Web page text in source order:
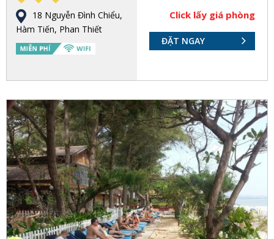
18 Nguyễn Đình Chiểu,
Hàm Tiến, Phan Thiết
Click lấy giá phòng
ĐẶT NGAY